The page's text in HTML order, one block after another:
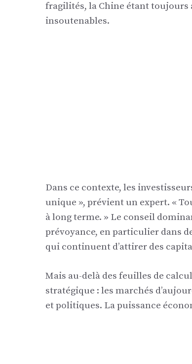
fragilités, la Chine étant toujours
insoutenables.
Dans ce contexte, les
unique », prévient un expert. «
à long terme. » Le conseil
prévoyance, en particulier dans
qui continuent d’attirer des
Mais au-delà des feuilles de
stratégique : les marchés
et politiques. La puissance